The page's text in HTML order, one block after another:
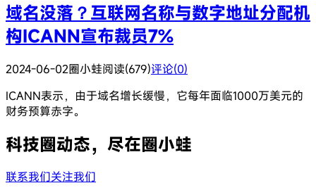
域名没落？互联网名称与数字地址分配机
构ICANN宣布裁员7%
2024-06-02圈小蛙阅读(679)评论(0)
ICANN表示，由于域名增长缓慢，它每年面临1000万美元的
财务预算赤字。
科技圈动态，尽在圈小蛙
联系我们关注我们